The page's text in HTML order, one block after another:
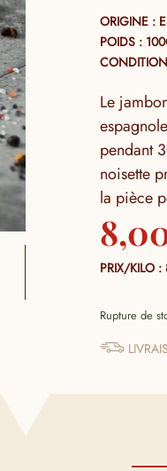
ORIGINE :
POIDS :
Le
pendant
noisette
la pièce
PRIX/KILO
Rupture de